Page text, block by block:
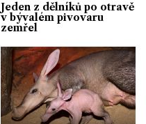
Jeden z dělníků po otravě
v bývalém pivovaru
zemřel